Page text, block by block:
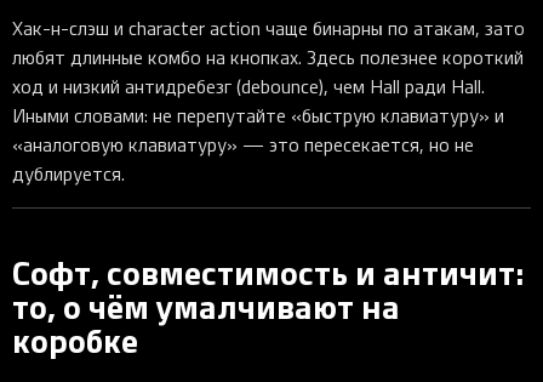
Хак-н-слэш и character action чаще бинарны по атакам, зато
любят длинные комбо на кнопках. Здесь полезнее короткий
ход и низкий антидребезг (debounce), чем Hall ради Hall.
Иными словами: не перепутайте «быструю клавиатуру» и
«аналоговую клавиатуру» — это пересекается, но не
дублируется.
Софт, совместимость и античит:
то, о чём умалчивают на
коробке